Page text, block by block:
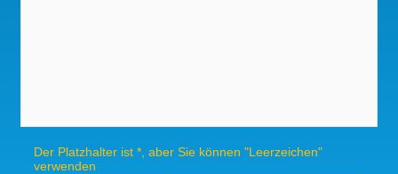
Der Platzhalter ist *, aber Sie können "Leerzeichen"
verwenden